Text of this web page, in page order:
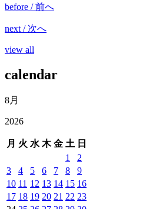
before / 前へ
next / 次へ
view all
calendar
8月
2026
月 火 水 木 金 土 日
1
2
3
4 5 6 7 8
9
10 11 12 13 14 15 16
17 18 19 20 21 22 23